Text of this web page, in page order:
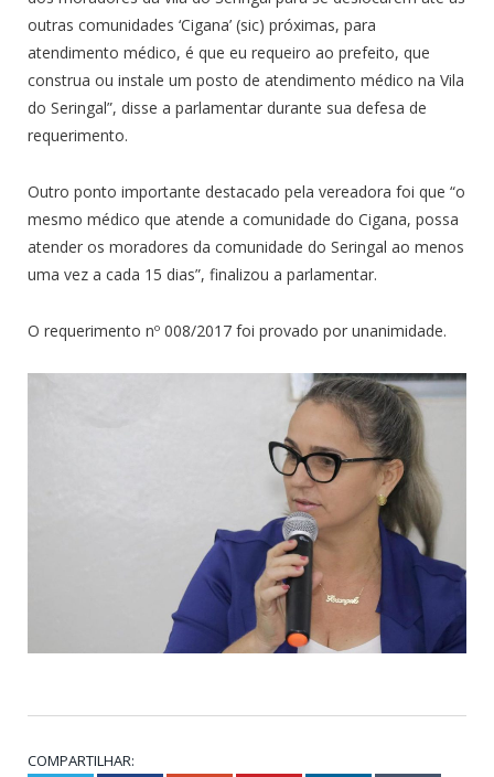
outras comunidades ‘Cigana’ (sic) próximas, para
atendimento médico, é que eu requeiro ao prefeito, que
construa ou instale um posto de atendimento médico na Vila
do Seringal”, disse a parlamentar durante sua defesa de
requerimento.
Outro ponto importante destacado pela vereadora foi que “o
mesmo médico que atende a comunidade do Cigana, possa
atender os moradores da comunidade do Seringal ao menos
uma vez a cada 15 dias”, finalizou a parlamentar.
O requerimento nº 008/2017 foi provado por unanimidade.
COMPARTILHAR: